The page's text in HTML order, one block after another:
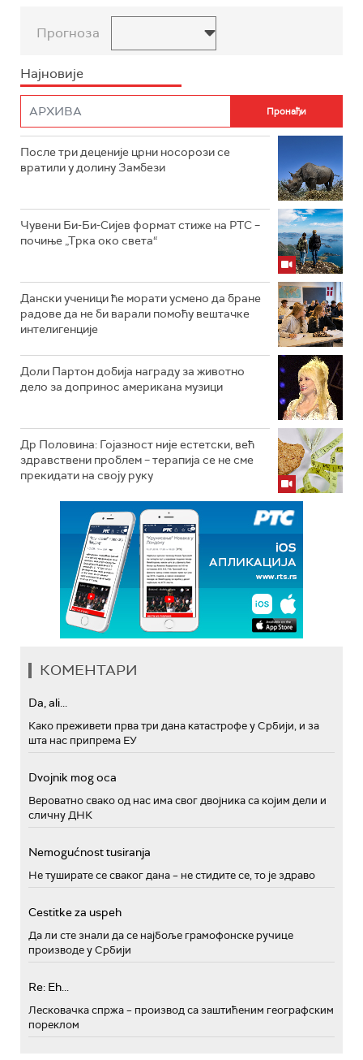
Прогноза
Најновије
После три деценије црни носорози се
вратили у долину Замбези
Чувени Би-Би-Сијев формат стиже на РТС –
почиње „Трка око света“
Дански ученици ће морати усмено да бране
радове да не би варали помоћу вештачке
интелигенције
Доли Партон добија награду за животно
дело за допринос американа музици
Др Половина: Гојазност није естетски, већ
здравствени проблем – терапија се не сме
прекидати на своју руку
КОМЕНТАРИ
Da, ali...
Како преживети прва три дана катастрофе у Србији, и за
шта нас припрема ЕУ
Dvojnik mog oca
Вероватно свако од нас има свог двојника са којим дели и
сличну ДНК
Nemogućnost tusiranja
Не туширате се сваког дана – не стидите се, то је здраво
Cestitke za uspeh
Да ли сте знали да се најбоље грамофонске ручице
производе у Србији
Re: Eh...
Лесковачка спржа – производ са заштићеним географским
пореклом